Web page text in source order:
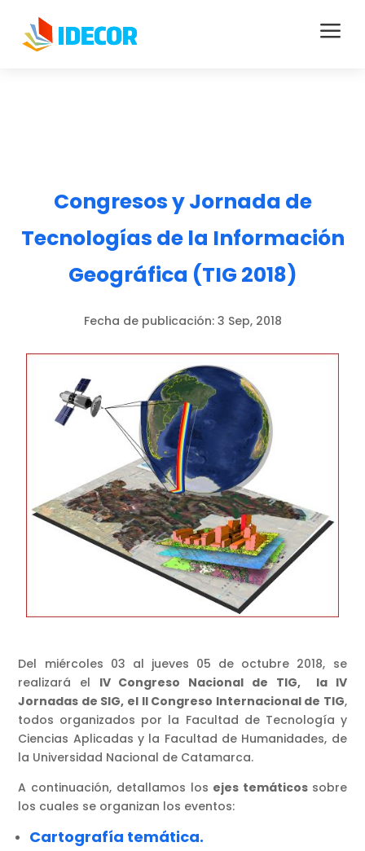
a
Congresos y Jornada de
Tecnologías de la Información
Geográfica (TIG 2018)
Fecha de publicación: 3 Sep, 2018
Del miércoles 03 al jueves 05 de octubre 2018, se
realizará el IV Congreso Nacional de TIG, la IV
Jornadas de SIG, el II Congreso Internacional de TIG,
todos organizados por la Facultad de Tecnología y
Ciencias Aplicadas y la Facultad de Humanidades, de
la Universidad Nacional de Catamarca.
A continuación, detallamos los ejes temáticos sobre
los cuales se organizan los eventos:
Cartografía temática.